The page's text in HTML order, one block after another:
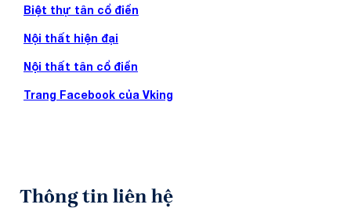
Biệt thự tân cổ điển
Nội thất hiện đại
Nội thất tân cổ điển
Trang Facebook của Vking
Thông tin liên hệ